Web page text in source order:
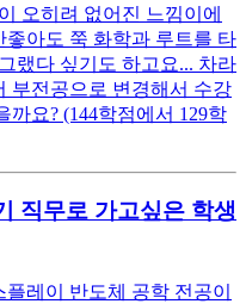
오히려 없어진 느낌이에
좋아도 쭉 화학과 루트를 타
랬다 싶기도 하고요... 차라
부전공으로 변경해서 수강
요? (144학점에서 129학
직무로 가고싶은 학생
레이 반도체 공학 전공이